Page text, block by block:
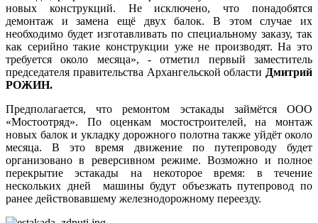
новых конструкций. Не исключено, что понадобятся
демонтаж и замена ещё двух балок. В этом случае их
необходимо будет изготавливать по специальному заказу, так
как серийно такие конструкции уже не производят. На это
требуется около месяца», - отметил первый заместитель
председателя правительства Архангельской области Дмитрий
РОЖИН.
Предполагается, что ремонтом эстакады займётся ООО
«Мостоотряд». По оценкам мостостроителей, на монтаж
новых балок и укладку дорожного полотна также уйдёт около
месяца. В это время движение по путепроводу будет
организовано в реверсивном режиме. Возможно и полное
перекрытие эстакады на некоторое время: в течение
нескольких дней машины будут объезжать путепровод по
ранее действовавшему железнодорожному переезду.